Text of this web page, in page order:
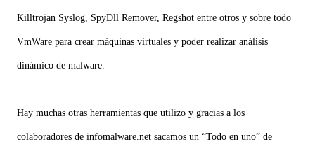
Killtrojan Syslog, SpyDll Remover, Regshot entre otros y sobre todo
VmWare para crear máquinas virtuales y poder realizar análisis
dinámico de malware.
Hay muchas otras herramientas que utilizo y gracias a los
colaboradores de infomalware.net sacamos un “Todo en uno” de